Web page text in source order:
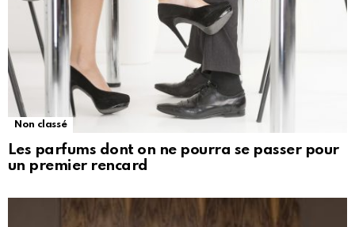
Non classé
Les parfums dont on ne pourra se passer pour
un premier rencard